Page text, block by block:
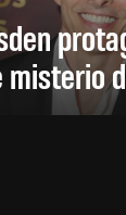
misterio